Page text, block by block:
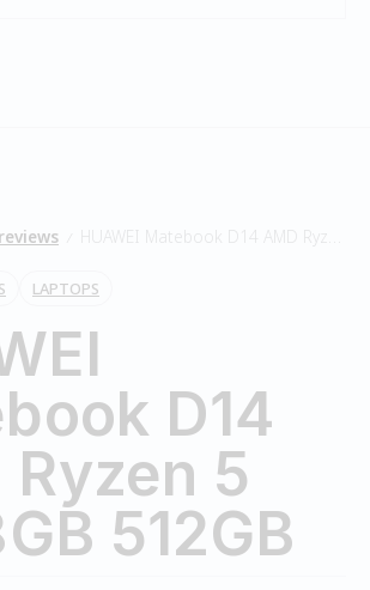
HUAWEI Matebook D14 AMD Ryzen 5 14″ 8GB 512GB
LAPTOPS
D14
5
512GB